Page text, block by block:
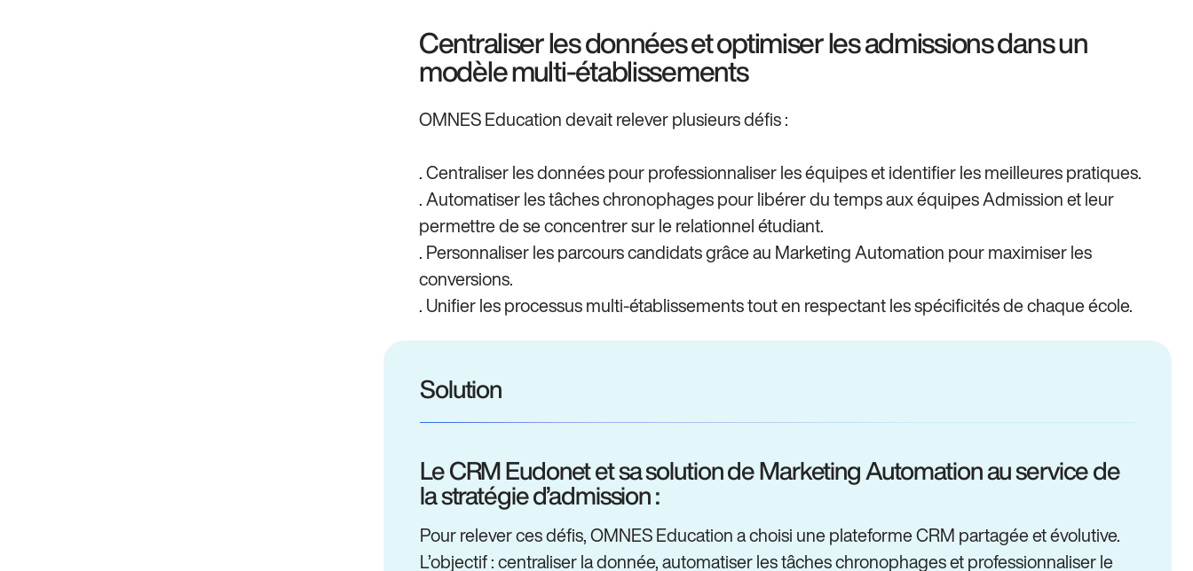
Centraliser les données et optimiser les admissions dans un
modèle multi-établissements
OMNES Education devait relever plusieurs défis :
. Centraliser les données pour professionnaliser les équipes et identifier les meilleures pratiques.
. Automatiser les tâches chronophages pour libérer du temps aux équipes Admission et leur
permettre de se concentrer sur le relationnel étudiant.
. Personnaliser les parcours candidats grâce au Marketing Automation pour maximiser les
conversions.
. Unifier les processus multi-établissements tout en respectant les spécificités de chaque école.
Solution
Le CRM Eudonet et sa solution de Marketing Automation au service de
la stratégie d’admission :
Pour relever ces défis, OMNES Education a choisi une plateforme CRM partagée et évolutive.
L’objectif : centraliser la donnée, automatiser les tâches chronophages et professionnaliser le